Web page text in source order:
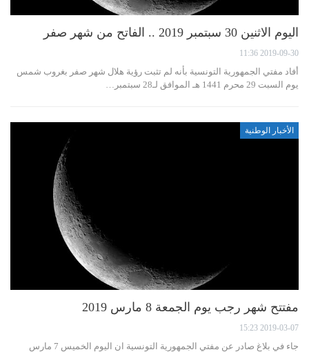
اليوم الاثنين 30 سبتمبر 2019 .. الفاتح من شهر صفر
2019-09-30 11:36
أفاد مفتي الجمهورية التونسية بأنه لم تثبت رؤية هلال شهر صفر بغروب شمس
يوم السبت 29 محرم 1441 هـ الموافق لـ28 سبتمبر…
الأخبار الوطنية
مفتتح شهر رجب يوم الجمعة 8 مارس 2019
2019-03-07 15:23
جاء في بلاغ صادر عن مفتي الجمهورية التونسية ان اليوم الخميس 7 مارس